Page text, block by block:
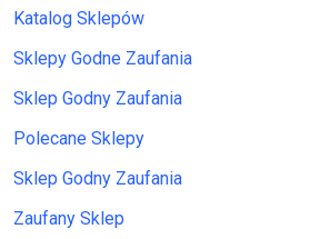
Katalog Sklepów
Sklepy Godne Zaufania
Sklep Godny Zaufania
Polecane Sklepy
Sklep Godny Zaufania
Zaufany Sklep